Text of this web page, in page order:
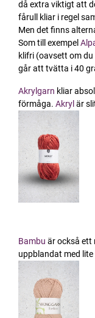
då extra viktigt att
fårull kliar i regel
Men det finns
Som till exempel
klifri (oavsett om
går att tvätta i 40
Akrylgarn kliar
förmåga. Akryl är
Bambu är också ett
uppblandat med